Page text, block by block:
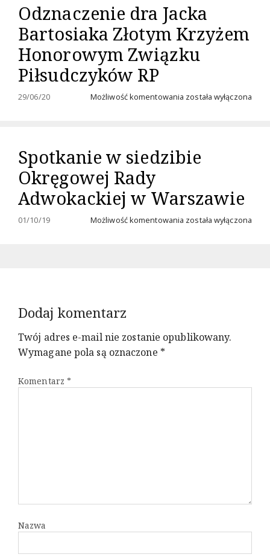
Odznaczenie dra Jacka
Bartosiaka Złotym Krzyżem
Honorowym Związku
Piłsudczyków RP
29/06/20 Możliwość komentowania Odznaczenie
Krzyżem
Honorowym
RP
została wyłączona
Spotkanie w siedzibie
Okręgowej Rady
Adwokackiej w Warszawie
01/10/19 Możliwość komentowania Spotkanie
została wyłączona
Dodaj komentarz
Twój adres e-mail nie zostanie opublikowany.
Wymagane pola są oznaczone *
Komentarz *
Nazwa